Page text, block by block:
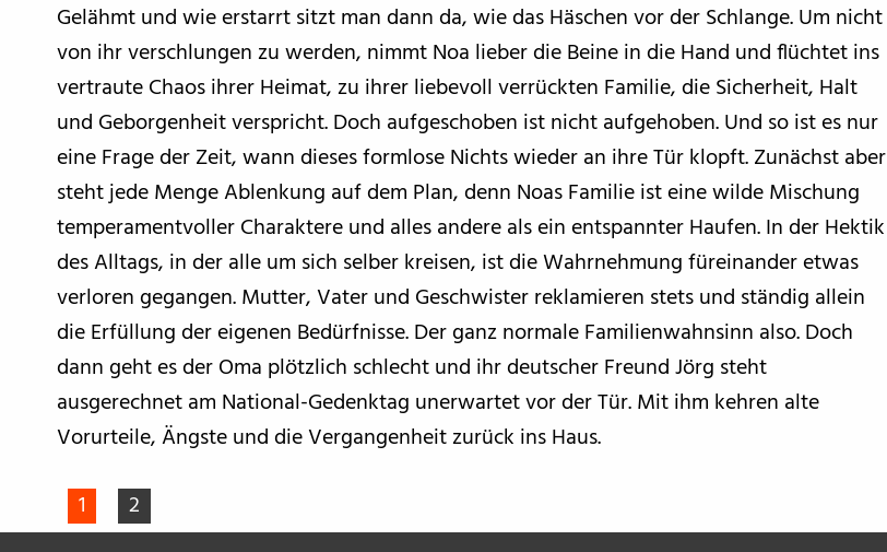
Gelähmt und wie erstarrt sitzt man dann da, wie das Häschen vor der Schlange. Um nicht
von ihr verschlungen zu werden, nimmt Noa lieber die Beine in die Hand und flüchtet ins
vertraute Chaos ihrer Heimat, zu ihrer liebevoll verrückten Familie, die Sicherheit, Halt
und Geborgenheit verspricht. Doch aufgeschoben ist nicht aufgehoben. Und so ist es nur
eine Frage der Zeit, wann dieses formlose Nichts wieder an ihre Tür klopft. Zunächst aber
steht jede Menge Ablenkung auf dem Plan, denn Noas Familie ist eine wilde Mischung
temperamentvoller Charaktere und alles andere als ein entspannter Haufen. In der Hektik
des Alltags, in der alle um sich selber kreisen, ist die Wahrnehmung füreinander etwas
verloren gegangen. Mutter, Vater und Geschwister reklamieren stets und ständig allein
die Erfüllung der eigenen Bedürfnisse. Der ganz normale Familienwahnsinn also. Doch
dann geht es der Oma plötzlich schlecht und ihr deutscher Freund Jörg steht
ausgerechnet am National-Gedenktag unerwartet vor der Tür. Mit ihm kehren alte
Vorurteile, Ängste und die Vergangenheit zurück ins Haus.
1
2